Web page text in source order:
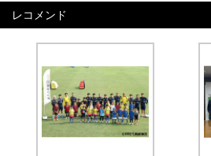
レコメンド